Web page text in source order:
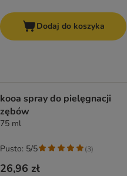
Dodaj do koszyka
kooa spray do pielęgnacji
zębów
75 ml
26,96 zł
Pusto: 5/5 (3)